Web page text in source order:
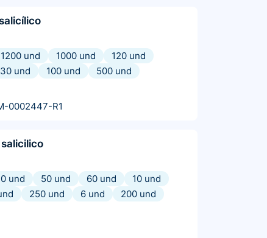
1200 und 1000 und
120 und
30 und 100 und
500 und
0002447-R1
und 50 und 60 und
10 und
250 und 6 und
200 und